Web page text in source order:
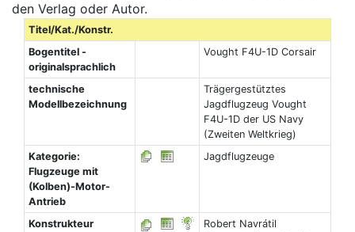
den Verlag oder Autor.
Titel/Kat./Konstr.
Bogentitel -
originalsprachlich
Vought F4U-1D Corsair
technische
Modellbezeichnung
Trägergestütztes
Jagdflugzeug Vought
F4U-1D der US Navy
(Zweiten Weltkrieg)
Kategorie:
Flugzeuge mit
(Kolben)-Motor-
Antrieb
Jagdflugzeuge
Konstrukteur
Robert Navrátil